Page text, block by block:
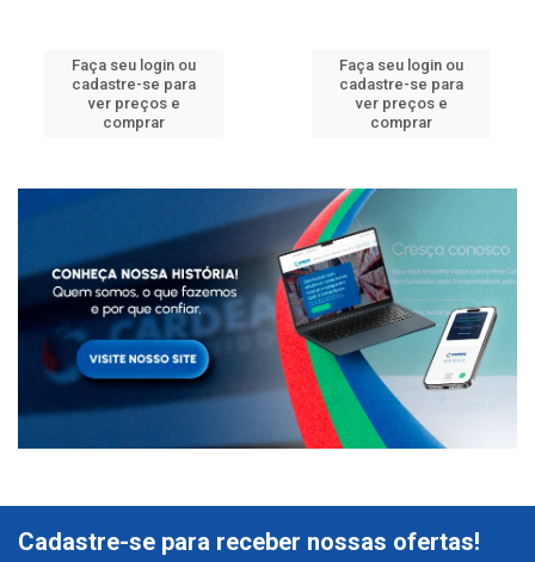
Faça seu login ou
cadastre-se para
ver preços e
comprar
Faça seu login ou
cadastre-se para
ver preços e
comprar
Cadastre-se para receber nossas ofertas!